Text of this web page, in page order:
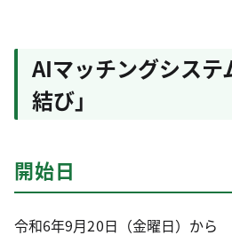
AIマッチングシステ
結び」
開始日
令和6年9月20日（金曜日）から